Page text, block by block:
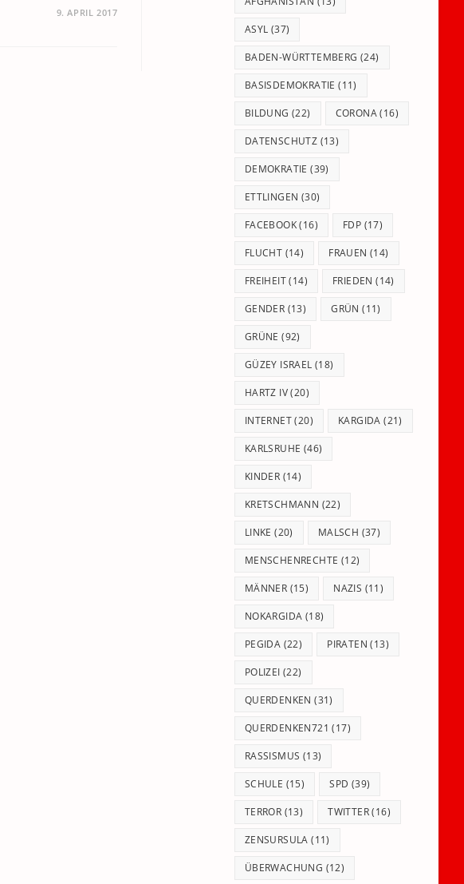
9. APRIL 2017
ASYL (37)
BADEN-WÜRTTEMBERG (24)
BASISDEMOKRATIE (11)
BILDUNG (22) CORONA(16)
DATENSCHUTZ (13)
DEMOKRATIE (39)
ETTLINGEN (30)
FACEBOOK(16) FDP (17)
FLUCHT (14) FRAUEN (14)
FREIHEIT(14) FRIEDEN (14)
GENDER (13) GRÜN (11)
GRÜNE (92)
GÜZEY ISRAEL (18)
HARTZ IV(20)
INTERNET(20) KARGIDA (21)
KARLSRUHE (46)
KINDER (14)
KRETSCHMANN (22)
LINKE (20) MALSCH (37)
MENSCHENRECHTE (12)
MÄNNER (15) NAZIS (11)
NOKARGIDA (18)
PEGIDA (22) PIRATEN (13)
POLIZEI (22)
QUERDENKEN (31)
QUERDENKEN721 (17)
RASSISMUS (13)
SCHULE (15) SPD (39)
TERROR (13) TWITTER(16)
ZENSURSULA (11)
ÜBERWACHUNG (12)